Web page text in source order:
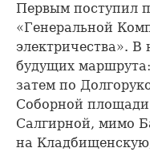
Первым поступил
«Генеральной
электричества».
будущих
затем по
Соборной
Салгирной, мимо
на